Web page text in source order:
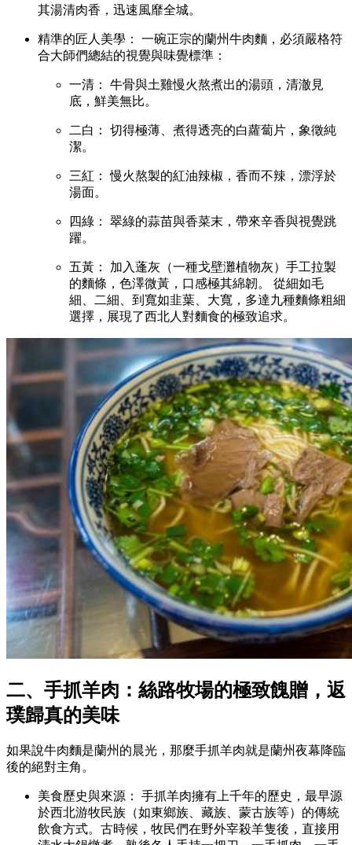
其湯清肉香，迅速風靡全城。
精準的匠人美學： 一碗正宗的蘭州牛肉麵，必須嚴格符
合大師們總結的視覺與味覺標準：
一清： 牛骨與土雞慢火熬煮出的湯頭，清澈見
底，鮮美無比。
二白： 切得極薄、煮得透亮的白蘿蔔片，象徵純
潔。
三紅： 慢火熬製的紅油辣椒，香而不辣，漂浮於
湯面。
四綠： 翠綠的蒜苗與香菜末，帶來辛香與視覺跳
躍。
五黃： 加入蓬灰（一種戈壁灘植物灰）手工拉製
的麵條，色澤微黃，口感極其綿韌。 從細如毛
細、二細、到寬如韭葉、大寬，多達九種麵條粗細
選擇，展現了西北人對麵食的極致追求。
二、手抓羊肉：絲路牧場的極致餽贈，返
璞歸真的美味
如果說牛肉麵是蘭州的晨光，那麼手抓羊肉就是蘭州夜幕降臨
後的絕對主角。
美食歷史與來源： 手抓羊肉擁有上千年的歷史，最早源
於西北游牧民族（如東鄉族、藏族、蒙古族等）的傳統
飲食方式。古時候，牧民們在野外宰殺羊隻後，直接用